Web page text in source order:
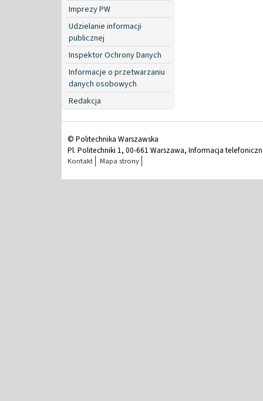
Imprezy PW
Udzielanie informacji
publicznej
Inspektor Ochrony Danych
Informacje o przetwarzaniu
danych osobowych
Redakcja
© Politechnika Warszawska
Pl. Politechniki 1, 00-661 Warszawa, Informacja
Kontakt Mapa strony